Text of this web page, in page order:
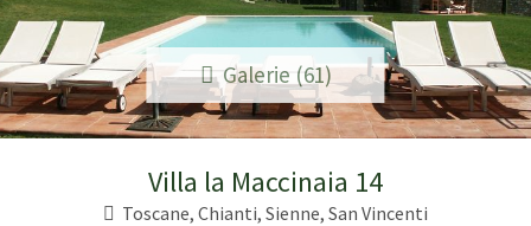
Galerie (61)
Villa la Maccinaia 14
Toscane, Chianti, Sienne, San Vincenti